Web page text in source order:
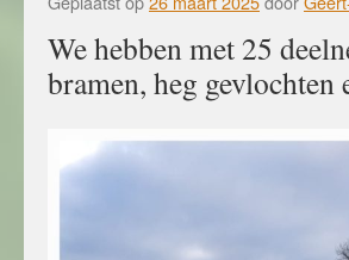
We hebben met 25
bramen, heg